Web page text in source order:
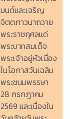
มนต์และเจริญ
จิตตภาวนาถวาย
พระราชกุศลแด่
พระบาทสมเด็จ
พระเจ้าอยู่หัวเนื่อง
ในโอกาสวันเฉลิม
พระชนมพรรษา
28 กรกฎาคม
2569 และเนื่องใน